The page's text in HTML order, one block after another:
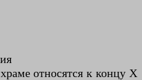
относятся к концу X